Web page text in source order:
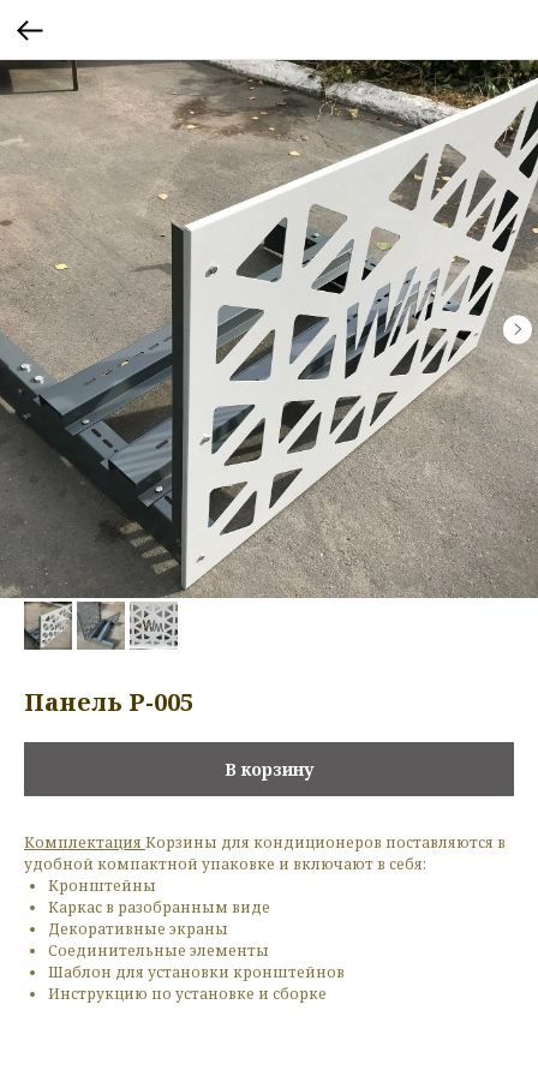
Панель P-005
В корзину
Комплектация Корзины для кондиционеров поставляются в
удобной компактной упаковке и включают в себя:
Кронштейны
Каркас в разобранным виде
Декоративные экраны
Соединительные элементы
Шаблон для установки кронштейнов
Инструкцию по установке и сборке